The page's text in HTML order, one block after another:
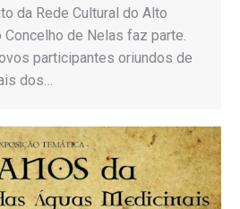
da Rede Cultural do Alto
de Nelas faz parte.
participantes oriundos de
dos…